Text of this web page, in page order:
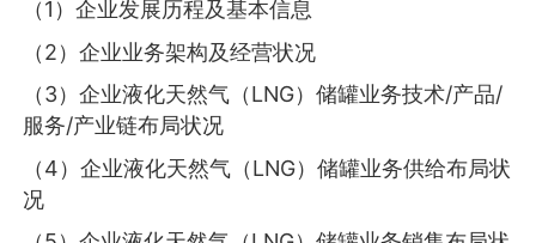
（1）企业发展历程及基本信息
（2）企业业务架构及经营状况
（3）企业液化天然气（LNG）储罐业务技术/产品/
服务/产业链布局状况
（4）企业液化天然气（LNG）储罐业务供给布局状
况